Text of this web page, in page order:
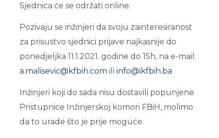
Sjednica će se održati online.
Pozivaju se inžinjeri da svoju zainteresiranost
za prisustvo sjednici prijave najkasnije do
ponedjeljka 11.1.2021. godine do 15h, na e-mail:
a.malisevic@kfbih.com ili info@ikfbih.ba
Inžinjeri koji do sada nisu dostavili popunjene
Pristupnice Inžinjerskoj komori FBiH, molimo
da to urade što je prije moguće.